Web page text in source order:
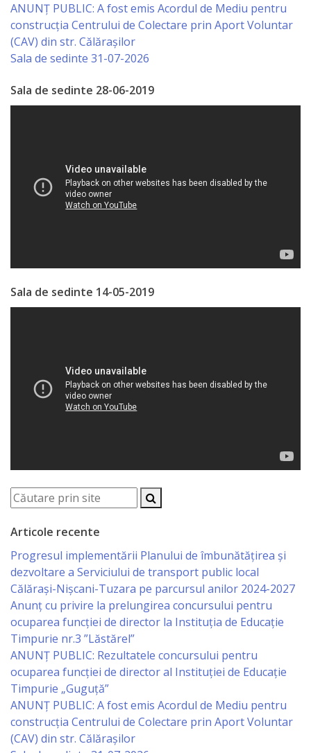
Serviciul
Arhitectură
şi
Urbanism
Atragere
a
Serviciul
de
Colectare
Impozitelor
şi
Taxelor
Serviciul
Juridic
Serviciul
în
Reglementarea
Regimului
Funciar
Serviciul
Relaţii
cu
Publicul
ANUNȚ PUBLIC: A fost emis Acordul de Mediu pentru
construcția Centrului de Colectare prin Aport Voluntar
(CAV) din str. Călărașilor
Sala de sedinte 31-07-2026
Sala de sedinte 28-06-2019
Sala de sedinte 14-05-2019
Articole recente
Progresul implementării Planului de îmbunătățirea și
dezvoltare a Serviciului de transport public local
Călărași-Nișcani-Tuzara pe parcursul anilor 2024-2027
Anunț cu privire la prelungirea concursului pentru
ocuparea funcţiei de director la Instituția de Educație
Timpurie nr.3 ”Lăstărel”
ANUNȚ PUBLIC: Rezultatele concursului pentru
ocuparea funcției de director al Instituției de Educație
Timpurie „Guguță”
ANUNȚ PUBLIC: A fost emis Acordul de Mediu pentru
construcția Centrului de Colectare prin Aport Voluntar
(CAV) din str. Călărașilor